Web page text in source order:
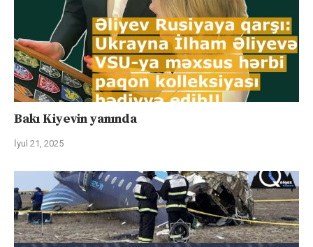
Bakı Kiyevin yanında
İyul 21, 2025